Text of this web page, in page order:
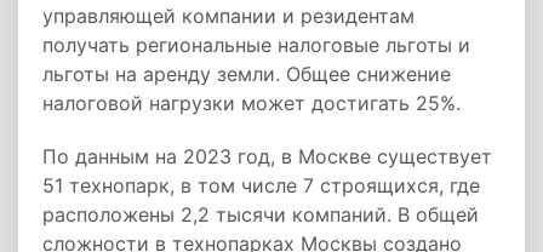
управляющей компании и резидентам
получать региональные налоговые льготы и
льготы на аренду земли. Общее снижение
налоговой нагрузки может достигать 25%.
По данным на 2023 год, в Москве существует
51 технопарк, в том числе 7 строящихся, где
расположены 2,2 тысячи компаний. В общей
сложности в технопарках Москвы создано